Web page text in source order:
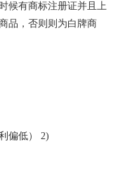
候有商标注册证并且上
品，否则则为白牌商
偏低） 2)